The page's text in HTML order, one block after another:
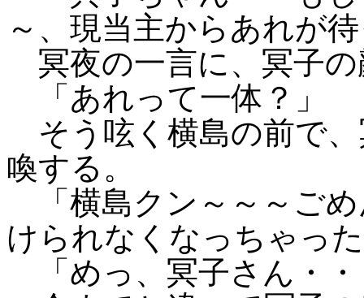
～、現当主からあれが
冥夜の一言に、冥子
「あれって一体？」
そう呟く横島の前で
喚する。
「横島クン～～～ご
けられなくなっちゃっ
「めっ、冥子さん・・